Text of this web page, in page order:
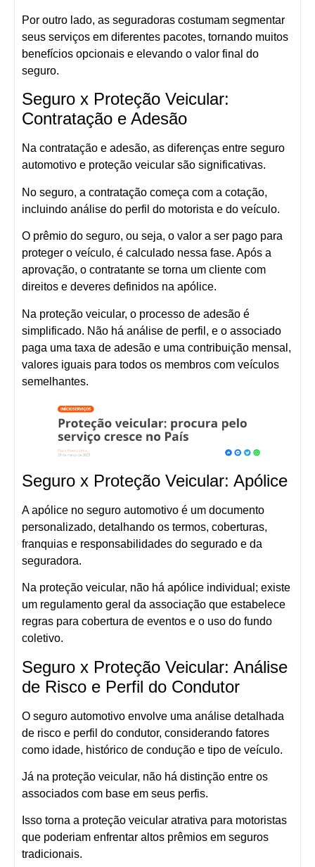
Por outro lado, as seguradoras costumam segmentar
seus serviços em diferentes pacotes, tornando muitos
benefícios opcionais e elevando o valor final do
seguro.
Seguro x Proteção Veicular:
Contratação e Adesão
Na contratação e adesão, as diferenças entre seguro
automotivo e proteção veicular são significativas.
No seguro, a contratação começa com a cotação,
incluindo análise do perfil do motorista e do veículo.
O prêmio do seguro, ou seja, o valor a ser pago para
proteger o veículo, é calculado nessa fase. Após a
aprovação, o contratante se torna um cliente com
direitos e deveres definidos na apólice.
Na proteção veicular, o processo de adesão é
simplificado. Não há análise de perfil, e o associado
paga uma taxa de adesão e uma contribuição mensal,
valores iguais para todos os membros com veículos
semelhantes.
Seguro x Proteção Veicular: Apólice
A apólice no seguro automotivo é um documento
personalizado, detalhando os termos, coberturas,
franquias e responsabilidades do segurado e da
seguradora.
Na proteção veicular, não há apólice individual; existe
um regulamento geral da associação que estabelece
regras para cobertura de eventos e o uso do fundo
coletivo.
Seguro x Proteção Veicular: Análise
de Risco e Perfil do Condutor
O seguro automotivo envolve uma análise detalhada
de risco e perfil do condutor, considerando fatores
como idade, histórico de condução e tipo de veículo.
Já na proteção veicular, não há distinção entre os
associados com base em seus perfis.
Isso torna a proteção veicular atrativa para motoristas
que poderiam enfrentar altos prêmios em seguros
tradicionais.